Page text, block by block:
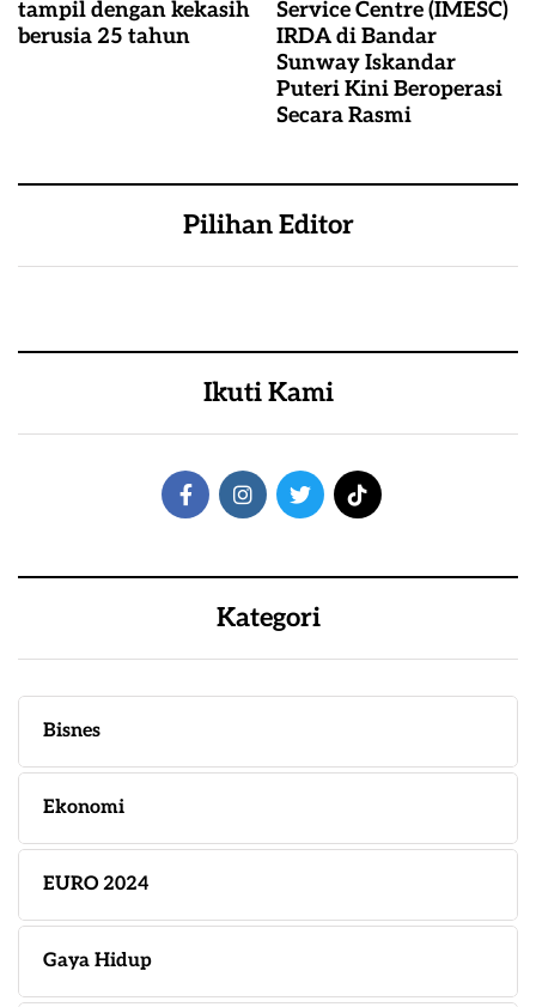
tampil dengan kekasih
berusia 25 tahun
Service Centre (IMESC)
IRDA di Bandar
Sunway Iskandar
Puteri Kini Beroperasi
Secara Rasmi
Pilihan Editor
Ikuti Kami
Kategori
Bisnes
Ekonomi
EURO 2024
Gaya Hidup